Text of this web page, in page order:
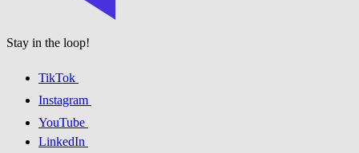
Stay in the loop!
TikTok
Instagram
YouTube
LinkedIn